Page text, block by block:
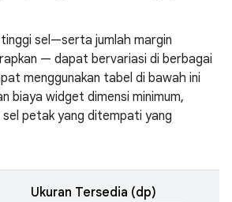
sel—serta jumlah margin
— dapat bervariasi di berbagai
menggunakan tabel di bawah ini
biaya widget dimensi minimum,
petak yang ditempati yang
Ukuran Tersedia (dp)